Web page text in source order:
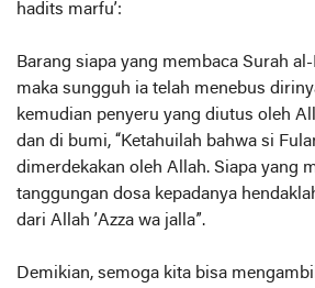
hadits marfu’:
Barang siapa yang membaca Surah
maka sungguh ia telah menebus
kemudian penyeru yang diutus oleh
dan di bumi, “Ketahuilah bahwa si
dimerdekakan oleh Allah. Siapa yang
tanggungan dosa kepadanya
dari Allah ’Azza wa jalla”.
Demikian, semoga kita bisa